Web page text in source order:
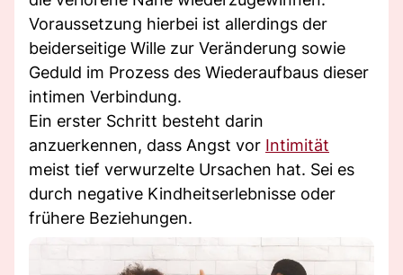
Voraussetzung hierbei ist allerdings der
beiderseitige Wille zur Veränderung sowie
Geduld im Prozess des Wiederaufbaus dieser
intimen Verbindung.
Ein erster Schritt besteht darin
anzuerkennen, dass Angst vor Intimität
meist tief verwurzelte Ursachen hat. Sei es
durch negative Kindheitserlebnisse oder
frühere Beziehungen.